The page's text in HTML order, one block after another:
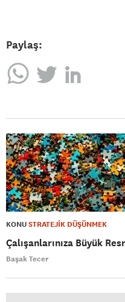
Paylaş:
KONUSTRATEJİK DÜŞÜNMEK
Çalışanlarınıza Büyük
Başak Tecer